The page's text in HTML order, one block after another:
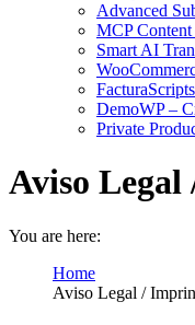
Advanced
MCP
Smart AI
DemoWP –
Private
Aviso
You are here:
Home
Aviso Legal /